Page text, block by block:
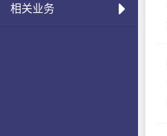
相关业务